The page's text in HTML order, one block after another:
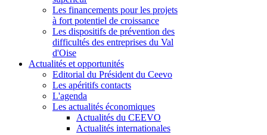
Les financements pour les projets
à fort potentiel de croissance
Les dispositifs de prévention des
difficultés des entreprises du Val
d'Oise
Actualités et opportunités
Editorial du Président du Ceevo
Les apéritifs contacts
L'agenda
Les actualités économiques
Actualités du CEEVO
Actualités internationales